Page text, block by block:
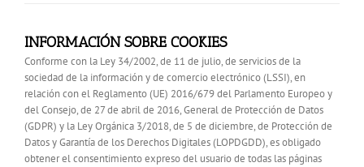
INFORMACIÓN SOBRE COOKIES
Conforme con la Ley 34/2002, de 11 de julio, de servicios de la
sociedad de la información y de comercio electrónico (LSSI), en
relación con el Reglamento (UE) 2016/679 del Parlamento Europeo y
del Consejo, de 27 de abril de 2016, General de Protección de Datos
(GDPR) y la Ley Orgánica 3/2018, de 5 de diciembre, de Protección de
Datos y Garantía de los Derechos Digitales (LOPDGDD), es obligado
obtener el consentimiento expreso del usuario de todas las páginas